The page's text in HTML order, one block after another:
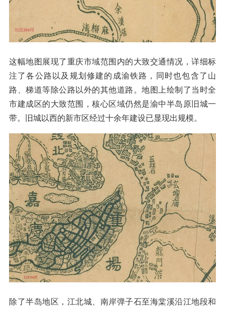
这幅地图展现了重庆市域范围内的大致交通情况，详细标
注了各公路以及规划修建的成渝铁路，同时也包含了山
路、梯道等除公路以外的其他道路。地图上绘制了当时全
市建成区的大致范围，核心区域仍然是渝中半岛原旧城一
带。旧城以西的新市区经过十余年建设已显现出规模。
除了半岛地区，江北城、南岸弹子石至海棠溪沿江地段和